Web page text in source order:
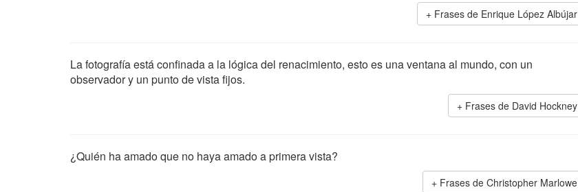
Frases de Enrique López Albújar
La fotografía está confinada a la lógica del renacimiento, esto es una ventana al mundo, con un
observador y un punto de vista fijos.
Frases de David Hockney
¿Quién ha amado que no haya amado a primera vista?
Frases de Christopher Marlowe